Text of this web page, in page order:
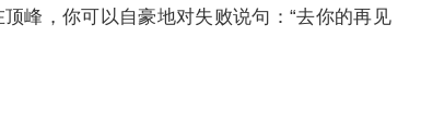
，你可以自豪地对失败说句：“去你的再见